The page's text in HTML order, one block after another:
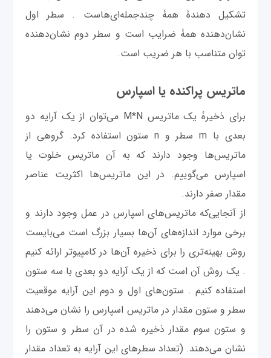
تشکیل دهندۀ همۀ چندجمله‌ای‌هاست . سطر اول
نشان‌دهنده همۀ ضرایب است و سطر دوم نشان‌دهنده
توان متناسب با هر ضریب است.
ماتریس پراکنده یا اسپارس
برای ذخیرۀ یک ماتریس M*N می‌توان از یک آرایه دو
بعدی با m سطر و n ستون استفاده کرد. گروهی از
ماتریس‌ها وجود دارند که به آن ماتریس خلوت یا
اسپارس می‌گوییم. در این ماتریس‌ها اکثریت عناصر
مقدار صفر دارند.
از آنجایی‌که ماتریس‌های اسپارس در عمل وجود دارند و
برخی موارد اندازه‌های آن‌ها بسیار بزرگ است می‌بایست
روش بهینه‌تری را برای ذخیره آن‌ها در کامپیوتر ارائه کنیم
. یک روش آن است که از یک آرایه دو بعدی با سه ستون
استفاده کنیم . ستون‌های اول و دوم این آرایه موقعیت
سطر و ستون مقدار در ماتریس اسپارس را نشان می‌دهند
و ستون سوم مقدار ذخیره شده در آن سطر و ستون را
نشان می‌دهند. (تعداد سطرهای این آرایه به تعداد مقدار